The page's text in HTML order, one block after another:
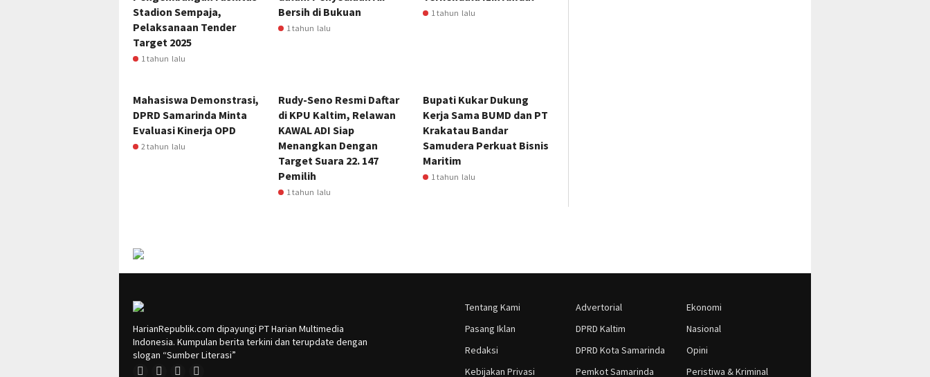
Stadion Sempaja,
Pelaksanaan Tender
Target 2025
1 tahun lalu
Bersih di Bukuan
1 tahun lalu
1 tahun lalu
Mahasiswa Demonstrasi,
DPRD Samarinda Minta
Evaluasi Kinerja OPD
2 tahun lalu
Rudy-Seno Resmi Daftar
di KPU Kaltim, Relawan
KAWAL ADI Siap
Menangkan Dengan
Target Suara 22. 147
Pemilih
1 tahun lalu
Bupati Kukar Dukung
Kerja Sama BUMD dan PT
Krakatau Bandar
Samudera Perkuat Bisnis
Maritim
1 tahun lalu
Tentang Kami
Pasang Iklan
Redaksi
Kebijakan Privasi
Advertorial
DPRD Kaltim
DPRD Kota Samarinda
Pemkot Samarinda
Ekonomi
Nasional
Opini
Peristiwa & Kriminal
HarianRepublik.com dipayungi PT Harian Multimedia
Indonesia. Kumpulan berita terkini dan terupdate dengan
slogan “Sumber Literasi”